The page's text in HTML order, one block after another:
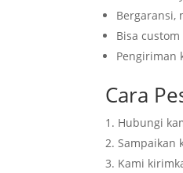
Bergaransi,
Bisa
Pengiriman
Cara
Hubungi
Sampaikan
Kami